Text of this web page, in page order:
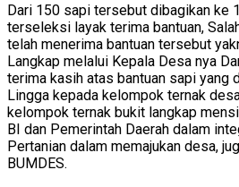
Dari 150 sapi tersebut dibagikan ke
terseleksi layak terima bantuan,
telah menerima bantuan tersebut
Langkap melalui Kepala Desa nya
terima kasih atas bantuan sapi yang
Lingga kepada kelompok ternak
kelompok ternak bukit langkap
BI dan Pemerintah Daerah dalam
Pertanian dalam memajukan desa,
BUMDES.